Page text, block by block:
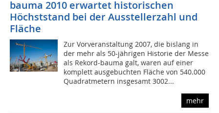
bauma 2010 erwartet historischen
Höchststand bei der Ausstellerzahl und
Fläche
Zur Vorveranstaltung 2007, die bislang in
der mehr als 50-jährigen Historie der Messe
als Rekord-bauma galt, waren auf einer
komplett ausgebuchten Fläche von 540.000
Quadratmetern insgesamt 3002...
mehr